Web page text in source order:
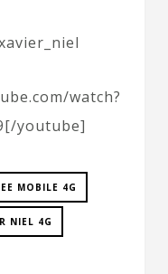
watch?
youtube]
MOBILE 4G
NIEL 4G